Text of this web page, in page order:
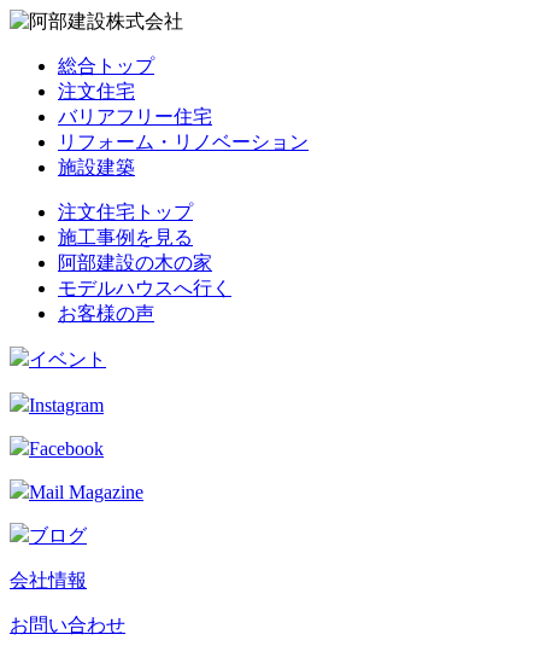
総合トップ
注文住宅
バリアフリー住宅
リフォーム・リノベーション
施設建築
注文住宅トップ
施工事例を見る
阿部建設の木の家
モデルハウスへ行く
お客様の声
イベント
Instagram
Facebook
Mail Magazine
ブログ
会社情報
お問い合わせ